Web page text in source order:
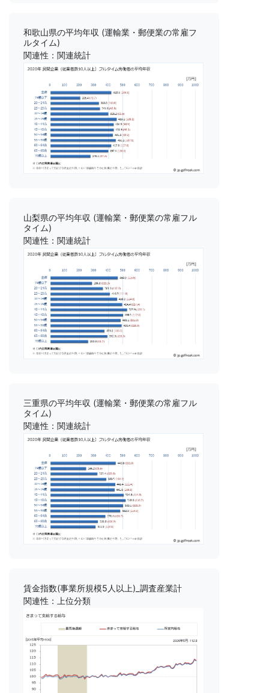
和歌山県の平均年収 (運輸業・郵便業の常雇フ
ルタイム)
関連性：関連統計
山梨県の平均年収 (運輸業・郵便業の常雇フル
タイム)
関連性：関連統計
三重県の平均年収 (運輸業・郵便業の常雇フル
タイム)
関連性：関連統計
賃金指数(事業所規模5人以上)_調査産業計
関連性：上位分類